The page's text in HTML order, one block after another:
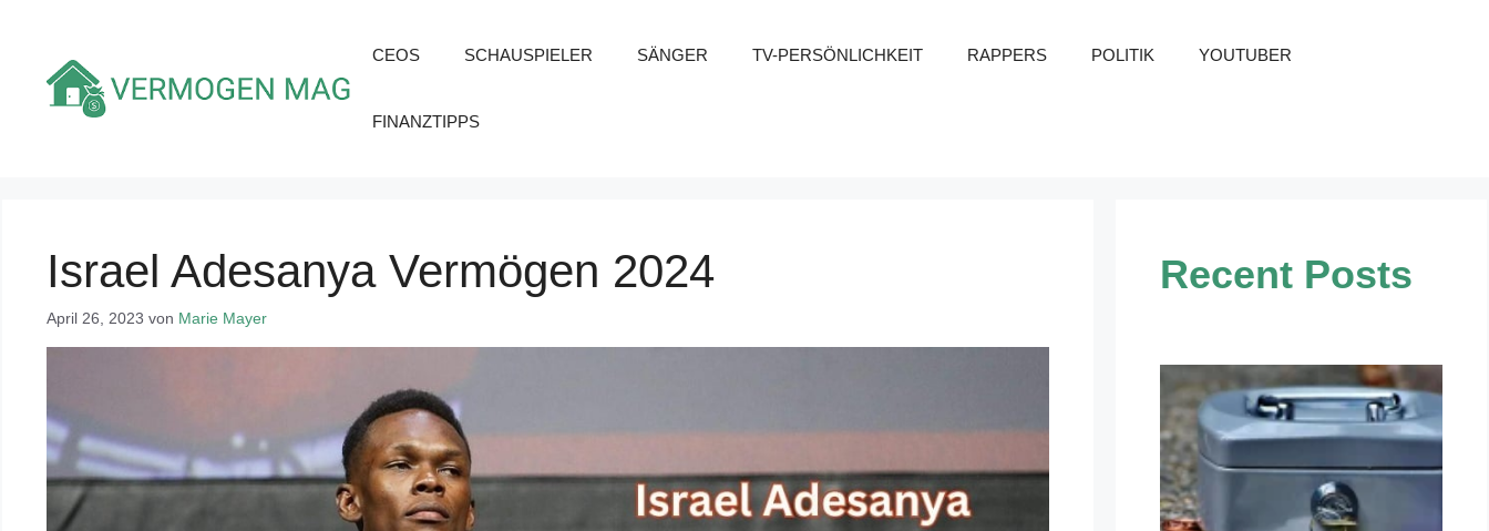
springen
CEOS SCHAUSPIELER SÄNGER TV-PERSÖNLICHKEIT RAPPERS POLITIK YOUTUBER
FINANZTIPPS
Israel Adesanya Vermögen 2024
April 26, 2023 von Marie Mayer
Recent Posts